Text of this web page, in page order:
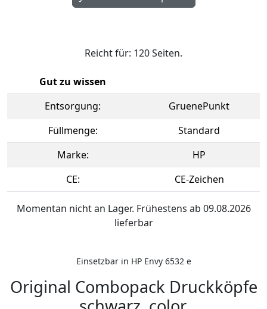
Reicht für: 120 Seiten.
Gut zu wissen
Entsorgung:
GruenePunkt
Füllmenge:
Standard
Marke:
HP
CE:
CE-Zeichen
Momentan nicht an Lager. Frühestens ab 09.08.2026
lieferbar
Einsetzbar in HP Envy 6532 e
Original Combopack Druckköpfe